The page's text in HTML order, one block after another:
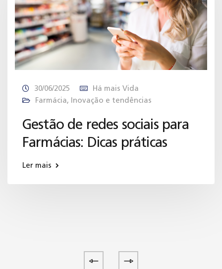
30/06/2025
Há mais Vida
Farmácia, Inovação e tendências
Gestão de redes sociais para
Farmácias: Dicas práticas
Ler mais